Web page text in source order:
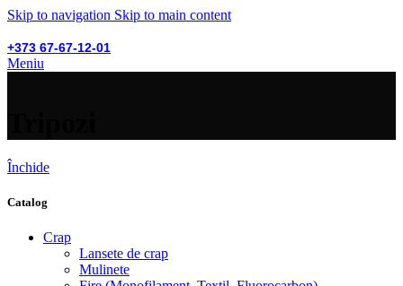
Skip to navigation Skip to main content
+373 67-67-12-01
Meniu
Închide
Catalog
Crap
Lansete de crap
Mulinete